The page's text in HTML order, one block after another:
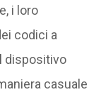
i loro
codici a
dispositivo
casuale